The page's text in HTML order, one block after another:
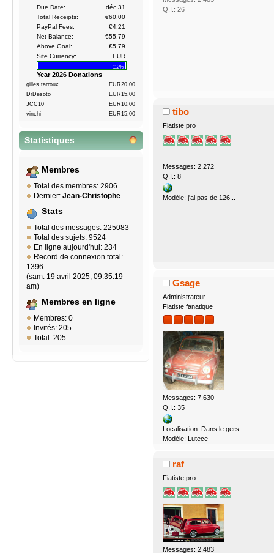
Due Date:
déc 31
Total Receipts:
€60.00
PayPal Fees:
€4.21
Net Balance:
€55.79
Above Goal:
€5.79
Site Currency:
EUR
112%
Year 2026 Donations
gilles.tarroux
EUR20.00
DrDesoto
EUR15.00
JCC10
EUR10.00
vinchi
EUR15.00
Statistiques
Membres
Total des membres: 2906
Dernier: Jean-Christophe
Stats
Total des messages: 225083
Total des sujets: 9524
En ligne aujourd'hui: 234
Record de connexion total:
1396
(sam. 19 avril 2025, 09:35:19
am)
Membres en ligne
Membres: 0
Invités: 205
Total: 205
Q.I.: 26
tibo
Fiatiste pro
Messages: 2.272
Q.I.: 8
Modèle: j'ai pas de 126...
Gsage
Administrateur
Fiatiste fanatique
Messages: 7.630
Q.I.: 35
Localisation: Dans le gers
Modèle: Lutece
raf
Fiatiste pro
Messages: 2.483